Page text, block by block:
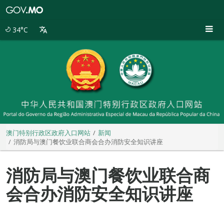
34°C
澳门特别行政区政府入口网站
新闻
消防局与澳门餐饮业联合商会合办消防安全知识讲座
消防局与澳门餐饮业联合商
会合办消防安全知识讲座